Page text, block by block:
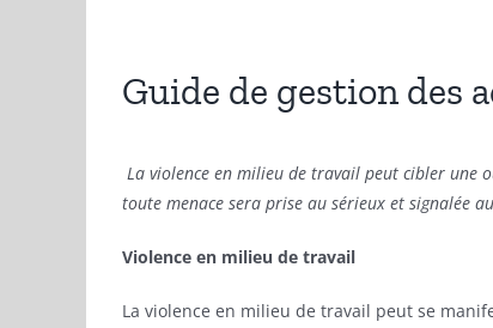
Guide de gestion des
La violence en milieu de travail peut cibler une
toute menace sera prise au sérieux et signalée
Violence en milieu de travail
La violence en milieu de travail peut se